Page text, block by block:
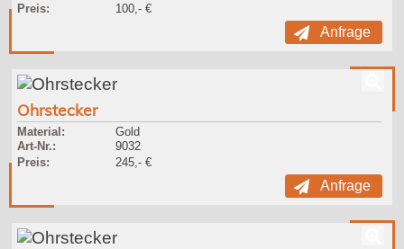
Preis:
100,- €
Anfrage
Ohrstecker
Material:
Gold
Art-Nr.:
9032
Preis:
245,- €
Anfrage